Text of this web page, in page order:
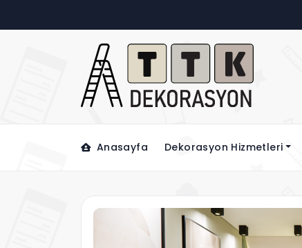
Anasayfa Dekorasyon Hizmetleri